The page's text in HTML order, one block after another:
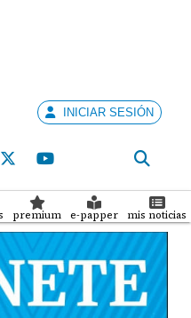
y tensión por fugas de
INICIAR SESIÓN
premium e-papper mis noticias